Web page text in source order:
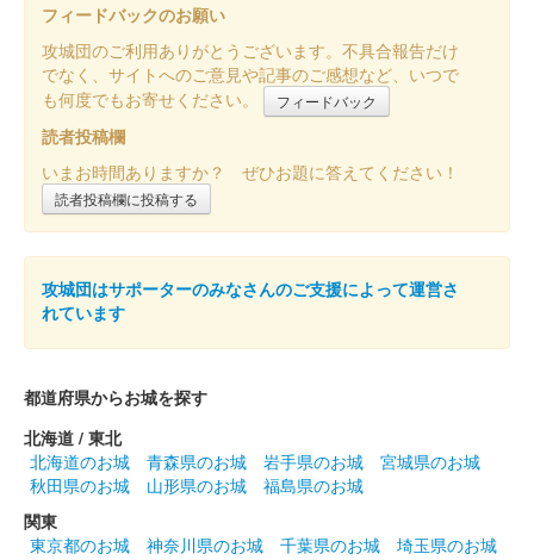
Ver.」
販売終了
令和7年度モデル御城印切手が付いた御城印。群馬戦国御城印サ
本庄城 御城印
サミット2025
販売終了
本庄城 御城印
本庄実忠が勝負飯を食べる姿が描かれ、家紋にはお米のデザイン
が施された御城印。100枚限定。
フィードバックのお願い
攻城団のご利用ありがとうございます。不具合報告だけ
でなく、サイトへのご意見や記事のご感想など、いつで
も何度でもお寄せください。
フィードバック
読者投稿欄
いまお時間ありますか？ ぜひお題に答えてください！
読者投稿欄に投稿する
攻城団はサポーターのみなさんのご支援によって運営さ
れています
都道府県からお城を探す
北海道 / 東北
北海道のお城
青森県のお城 岩手県のお城
宮城県のお城
秋田県のお城
山形県のお城
福島県のお城
関東
東京都のお城
神奈川県のお城 千葉県のお城
埼玉県のお城